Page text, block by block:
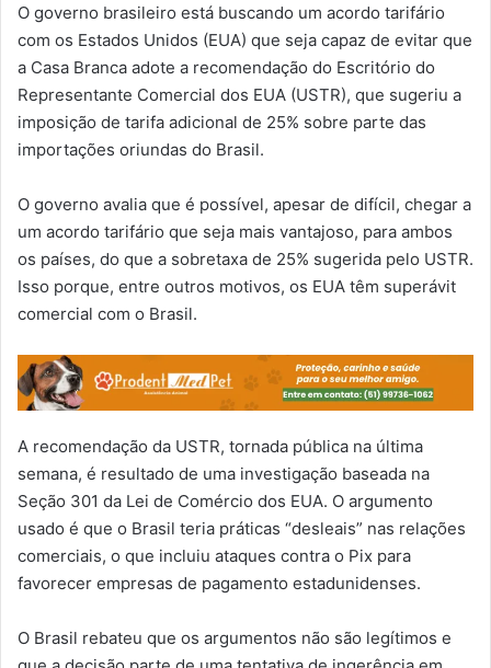
O governo brasileiro está buscando um acordo tarifário
com os Estados Unidos (EUA) que seja capaz de evitar que
a Casa Branca adote a recomendação do Escritório do
Representante Comercial dos EUA (USTR), que sugeriu a
imposição de tarifa adicional de 25% sobre parte das
importações oriundas do Brasil.
O governo avalia que é possível, apesar de difícil, chegar a
um acordo tarifário que seja mais vantajoso, para ambos
os países, do que a sobretaxa de 25% sugerida pelo USTR.
Isso porque, entre outros motivos, os EUA têm superávit
comercial com o Brasil.
A recomendação da USTR, tornada pública na última
semana, é resultado de uma investigação baseada na
Seção 301 da Lei de Comércio dos EUA. O argumento
usado é que o Brasil teria práticas “desleais” nas relações
comerciais, o que incluiu ataques contra o Pix para
favorecer empresas de pagamento estadunidenses.
O Brasil rebateu que os argumentos não são legítimos e